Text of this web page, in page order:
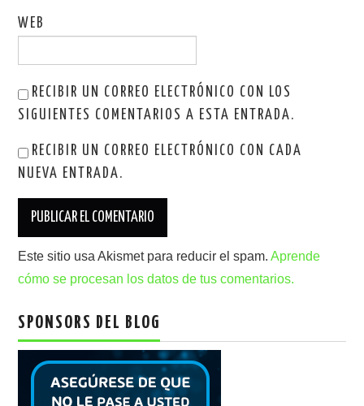
WEB
RECIBIR UN CORREO ELECTRÓNICO CON LOS
SIGUIENTES COMENTARIOS A ESTA ENTRADA.
RECIBIR UN CORREO ELECTRÓNICO CON CADA
NUEVA ENTRADA.
Este sitio usa Akismet para reducir el spam.Aprende
cómo se procesan los datos de tus comentarios.
SPONSORS DEL BLOG